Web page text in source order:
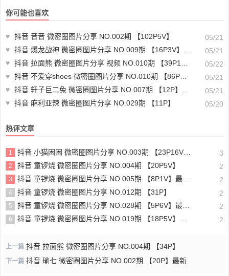
你可能也喜欢
♥ 抖音 音音 微密圈图片分享 NO.002期 【102P5V】
05/21
♥ 抖音 爆龙战神 微密圈图片分享 NO.009期 【16P3V】最新至：2023.6.13
05/21
♥ 抖音 拉面熊 微密圈图片分享 视频 NO.010期 【39P12V】最新至：2024.3.3
05/22
♥ 抖音 不爱穿shoes 微密圈图片分享 NO.010期 【86P1V】最新至：2023.10.1
05/21
♥ 抖音 轩子巨二兔 微密圈图片分享 NO.007期 【12P】最新至：2023.9.13
05/21
♥ 抖音 麻利亚辣 微密圈图片分享 NO.029期 【11P】 05/20
热评文章
1 抖音 小猫困困 微密圈图片分享 NO.003期 【23P16V】最新至：2025.1.23 3
2 抖音 童锣烧 微密圈图片分享 NO.004期 【20P5V】 2
3 抖音 童锣烧 微密圈图片分享 NO.005期 【8P1V】最新至：2023.6.11 2
4 抖音 童锣烧 微密圈图片分享 NO.012期 【31P】 2
5 抖音 童锣烧 微密圈图片分享 NO.028期 【5P6V】最新至：2025.4.9 2
6 抖音 童锣烧 微密圈图片分享 NO.019期 【18P5V】最新至：2024.11.27 2
上一篇 抖音 拉面熊 微密圈图片分享 NO.004期 【34P】
下一篇 抖音 瑜七 微密圈图片分享 NO.002期 【20P】最新